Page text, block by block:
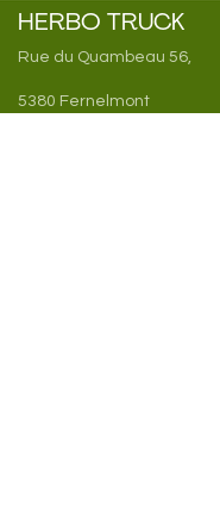
HERBO TRUCK
Rue du Quambeau 56,
5380 Fernelmont